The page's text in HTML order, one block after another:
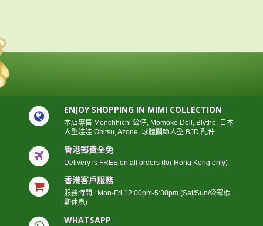
ENJOY SHOPPING IN MIMI COLLECTION
本店專售 Monchhichi 公仔, Momoko Doll, Blythe, 日本
人型娃娃 Obitsu, Azone, 球體關節人型 BJD 配件
香港郵費全免
Delivery is FREE on all orders (for Hong Kong only)
香港客戶服務
服務時間 : Mon-Fri 12:00pm-5:30pm (Sat/Sun/公眾假
期休息)
WHATSAPP